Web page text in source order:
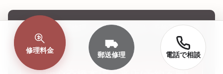
売却前の画面修理・データ取り出し 予約不要・最
短60分
修理料金
郵送修理 電話で相談